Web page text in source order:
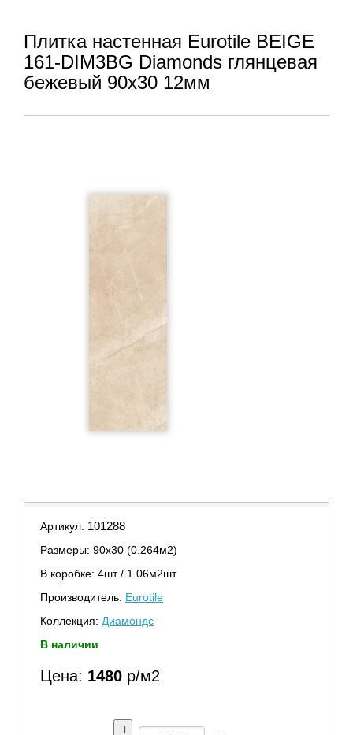
Плитка настенная Eurotile BEIGE
161-DIM3BG Diamonds глянцевая
бежевый 90x30 12мм
Артикул: 101288
Размеры: 90х30 (0.264м2)
В коробке: 4шт / 1.06м2шт
Производитель: Eurotile
Коллекция: Диамондс
В наличии
Цена: 1480 р/м2